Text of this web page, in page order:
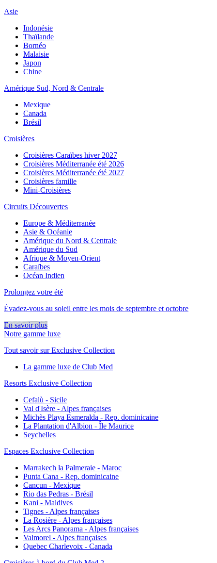
Asie
Indonésie
Thaïlande
Bornéo
Malaisie
Japon
Chine
Amérique Sud, Nord & Centrale
Mexique
Canada
Brésil
Croisières
Croisières Caraïbes hiver 2027
Croisières Méditerranée été 2026
Croisières Méditerranée été 2027
Croisières famille
Mini-Croisières
Circuits Découvertes
Europe & Méditerranée
Asie & Océanie
Amérique du Nord & Centrale
Amérique du Sud
Afrique & Moyen-Orient
Caraïbes
Océan Indien
Prolongez votre été
Évadez-vous au soleil entre les mois de septembre et octobre
En savoir plus
Notre gamme luxe
Tout savoir sur Exclusive Collection
La gamme luxe de Club Med
Resorts Exclusive Collection
Cefalù - Sicile
Val d'Isère - Alpes françaises
Michès Playa Esmeralda - Rep. dominicaine
La Plantation d'Albion - Île Maurice
Seychelles
Espaces Exclusive Collection
Marrakech la Palmeraie - Maroc
Punta Cana - Rep. dominicaine
Cancun - Mexique
Rio das Pedras - Brésil
Kani - Maldives
Tignes - Alpes françaises
La Rosière - Alpes françaises
Les Arcs Panorama - Alpes françaises
Valmorel - Alpes françaises
Quebec Charlevoix - Canada